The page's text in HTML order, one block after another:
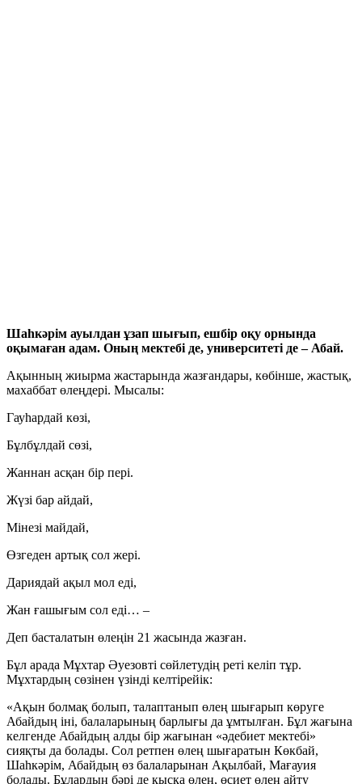
Шаһкәрім ауылдан ұзап шығып, ешбір оқу орнында
оқымаған адам. Оның мектебі де, университеті де – Абай.
Ақынның жиырма жастарында жазғандары, көбінше, жастық,
махаббат өлеңдері. Мысалы:
Гауһардай көзі,
Бұлбұлдай сөзі,
Жаннан асқан бір пері.
Жүзі бар айдай,
Мінезі майдай,
Өзгеден артық сол жері.
Дариядай ақыл мол еді,
Жан ғашығым сол еді… –
Деп басталатын өлеңін 21 жасында жазған.
Бұл арада Мұхтар Әуезовті сөйлетудің реті келіп тұр.
Мұхтардың сөзінен үзінді келтірейік:
«Ақын болмақ болып, талаптанып өлең шығарып көруге
Абайдың іні, балаларының барлығы да ұмтылған. Бұл жағына
келгенде Абайдың алды бір жағынан «әдебиет мектебі»
сияқты да болады. Сол ретпен өлең шығаратын Көкбай,
Шаһкәрім, Абайдың өз балаларынан Ақылбай, Мағауия
болады. Бұлардың бәрі де қысқа өлең, өсиет өлең айту